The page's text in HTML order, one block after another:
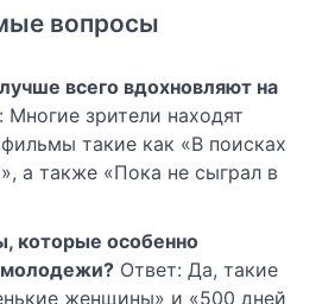
вопросы
всего вдохновляют на
Многие зрители находят
такие как «В поисках
а также «Пока не сыграл в
которые особенно
Ответ: Да, такие
женщины» и «500 дней